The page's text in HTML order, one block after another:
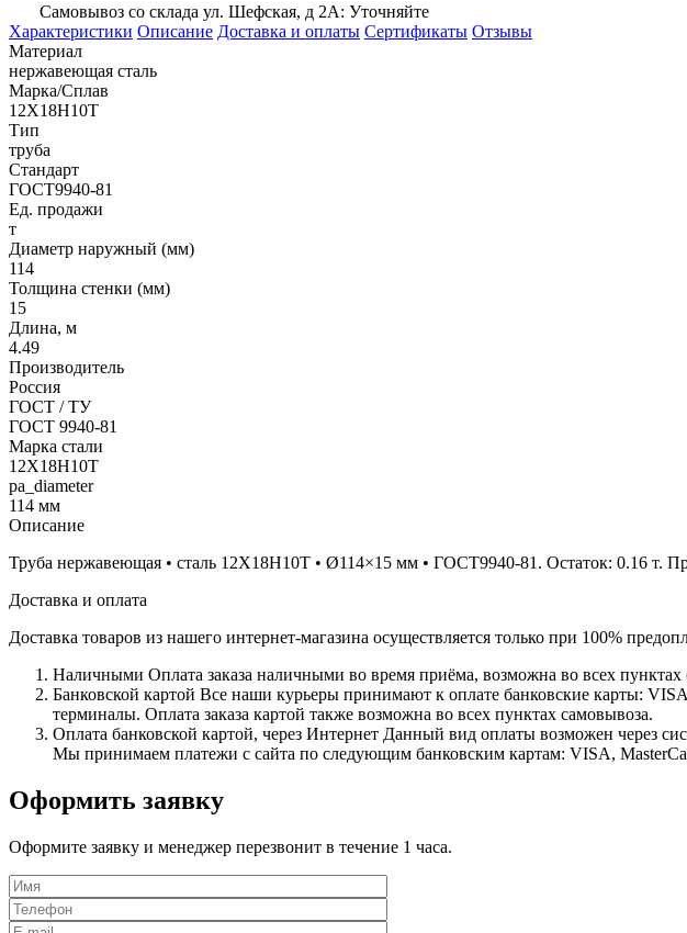
Самовывоз со склада ул. Шефская, д 2А: Уточняйте
Характеристики Описание Доставка и оплаты Сертификаты Отзывы
Материал
нержавеющая сталь
Марка/Сплав
12Х18Н10Т
Тип
труба
Стандарт
ГОСТ9940-81
Ед. продажи
т
Диаметр наружный (мм)
114
Толщина стенки (мм)
15
Длина, м
4.49
Производитель
Россия
ГОСТ / ТУ
ГОСТ 9940-81
Марка стали
12Х18Н10Т
pa_diameter
114 мм
Описание
Труба нержавеющая • сталь 12Х18Н10Т • Ø114×15 мм • ГОСТ9940-81. Остаток: 0.16 т.
Доставка и оплата
Доставка товаров из нашего интернет-магазина осуществляется только при 100%
Наличными Оплата заказа наличными во время приёма, возможна во всех пунктах
Банковской картой Все наши курьеры принимают к оплате банковские карты:
терминалы. Оплата заказа картой также возможна во всех пунктах самовывоза.
Оплата банковской картой, через Интернет Данный вид оплаты возможен через
Мы принимаем платежи с сайта по следующим банковским картам: VISA,
Оформить заявку
Оформите заявку и менеджер перезвонит в течение 1 часа.